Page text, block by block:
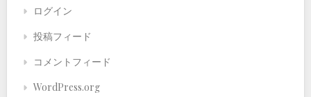
ログイン
投稿フィード
コメントフィード
WordPress.org